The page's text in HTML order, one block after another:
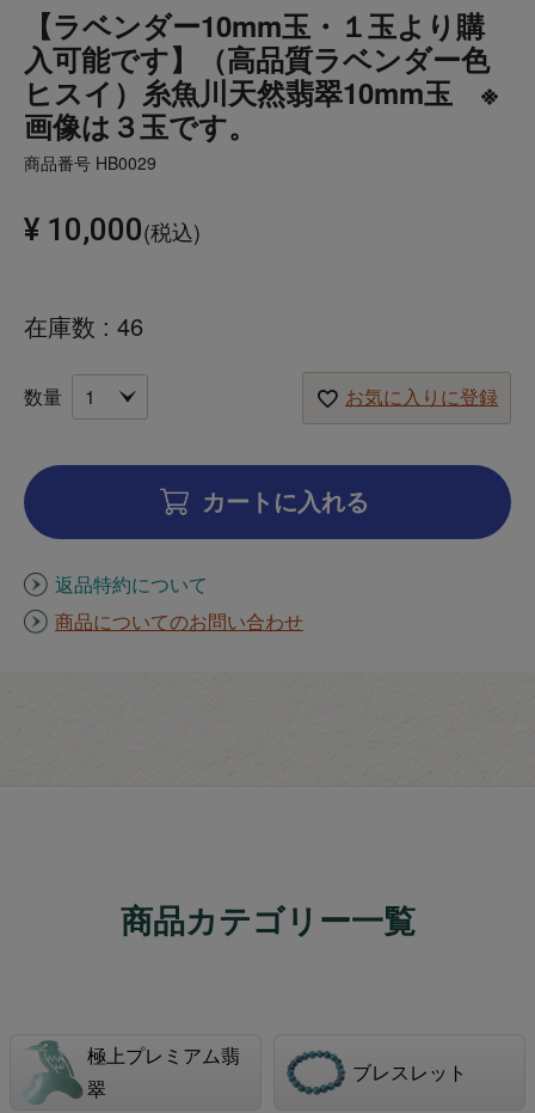
【ラベンダー10mm玉・１玉より購
入可能です】（高品質ラベンダー色
ヒスイ）糸魚川天然翡翠10mm玉 ※
画像は３玉です。
商品番号 HB0029
¥ 10,000 税込
在庫数 46
お気に入りに登録
カートに入れる
返品特約について
商品についてのお問い合わせ
商品カテゴリー一覧
極上プレミアム翡
翠
ブレスレット